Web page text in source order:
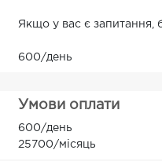
Якщо у вас є запитання,
600/день
Умови оплати
600/день
25700/місяць